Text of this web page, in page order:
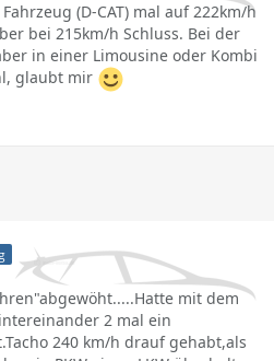
(D-CAT) mal auf 222km/h
bei 215km/h Schluss. Bei der
in einer Limousine oder Kombi
glaubt mir
mit dem
2 mal ein
240 km/h drauf gehabt,als